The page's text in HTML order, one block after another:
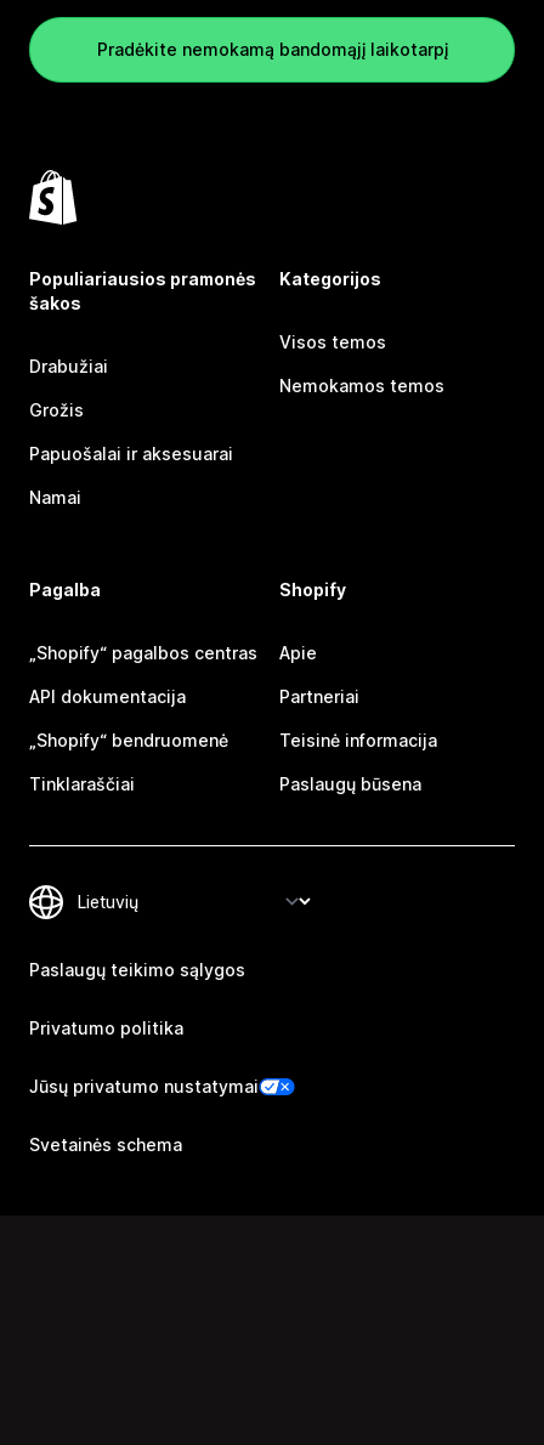
Pradėkite nemokamą bandomąjį laikotarpį
Populiariausios pramonės
šakos
Drabužiai
Grožis
Papuošalai ir aksesuarai
Namai
Kategorijos
Visos temos
Nemokamos temos
Pagalba
„Shopify“ pagalbos centras
API dokumentacija
„Shopify“ bendruomenė
Tinklaraščiai
Shopify
Apie
Partneriai
Teisinė informacija
Paslaugų būsena
Paslaugų teikimo sąlygos
Privatumo politika
Jūsų privatumo nustatymai
Svetainės schema